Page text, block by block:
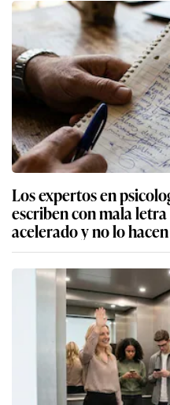
Los expertos en
escriben con mala
acelerado y no lo